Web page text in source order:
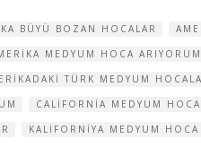
BÜYÜ BOZAN HOCALAR
MEDYUM HOCA ARIYORUM
TÜRK MEDYUM
CALIFORNIA MEDYUM
KALIFORNIYA MEDYUM